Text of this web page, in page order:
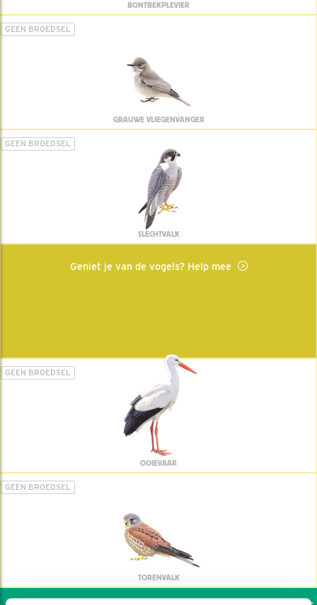
BONTBEKPLEVIER
GEEN BROEDSEL
GRAUWE VLIEGENVANGER
GEEN BROEDSEL
SLECHTVALK
Geniet je van de vogels? Help mee
GEEN BROEDSEL
OOIEVAAR
GEEN BROEDSEL
TORENVALK